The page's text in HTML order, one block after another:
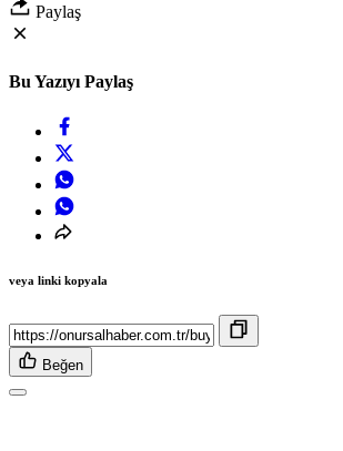
Paylaş
Bu Yazıyı Paylaş
veya linki kopyala
Beğen